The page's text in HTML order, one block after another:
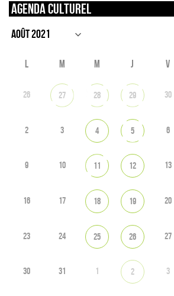
Agenda culturel
L M M J V
26 27 28 29 30
2 3 4 5 6
9 10 11 12 13
16 17 18 19 20
23 24 25 26 27
30 31 1 2 3